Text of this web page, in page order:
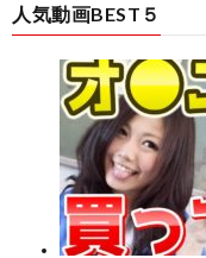
人気動画BEST５